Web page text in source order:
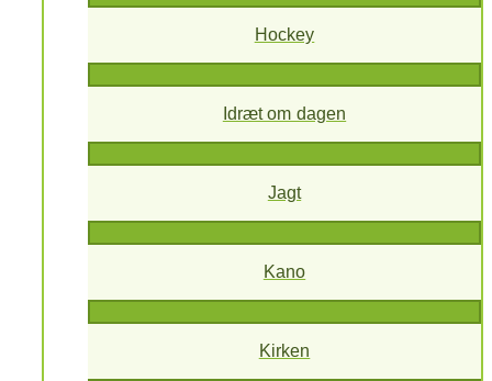
Hockey
Idræt om dagen
Jagt
Kano
Kirken